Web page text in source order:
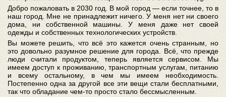
Добро пожаловать в 2030 год. В мой город — если точнее, то в
наш город. Мне не принадлежит ничего. У меня нет ни своего
дома, ни собственной машины. У меня даже нет своей
одежды и собственных технологических устройств.
Вы можете решить, что всё это кажется очень странным, но
это довольно разумное решение для города. Всё, что прежде
люди считали продуктом, теперь является сервисом. Мы
имеем доступ к проживанию, транспортным услугам, питанию
и всему остальному, в чем мы имеем необходимость.
Постепенно одна за другой все эти вещи стали бесплатными,
так что обладание чем-то просто стало бессмысленным.